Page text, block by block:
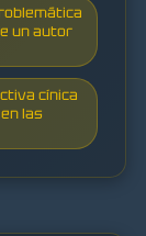
un autor
cínica
las